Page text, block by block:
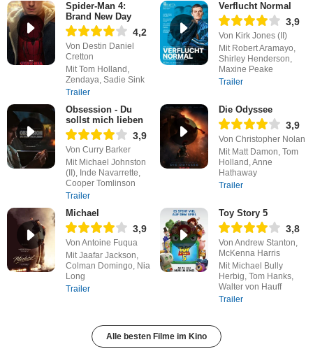
Spider-Man 4:
Brand New Day
4,2
Von Destin Daniel
Cretton
Mit Tom Holland,
Zendaya, Sadie Sink
Trailer
Verflucht Normal
3,9
Von Kirk Jones (II)
Mit Robert Aramayo,
Shirley Henderson,
Maxine Peake
Trailer
Obsession - Du
sollst mich lieben
3,9
Von Curry Barker
Mit Michael Johnston
(II), Inde Navarrette,
Cooper Tomlinson
Trailer
Die Odyssee
3,9
Von Christopher Nolan
Mit Matt Damon, Tom
Holland, Anne
Hathaway
Trailer
Michael
3,9
Von Antoine Fuqua
Mit Jaafar Jackson,
Colman Domingo, Nia
Long
Trailer
Toy Story 5
3,8
Von Andrew Stanton,
McKenna Harris
Mit Michael Bully
Herbig, Tom Hanks,
Walter von Hauff
Trailer
Alle besten Filme im Kino